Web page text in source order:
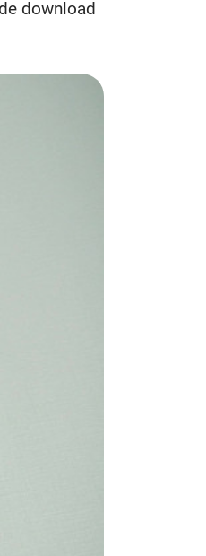
download